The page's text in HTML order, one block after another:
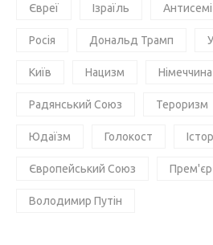
Євреї Ізраїль
Росія Дональд Трамп
Київ Нацизм Німеччина
Радянський Союз Тероризм
Юдаїзм Голокост
Європейський Союз
Володимир Путін